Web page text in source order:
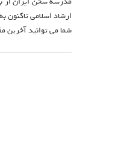
ارشاد اسلامی تاکنون به آموزش بیش از ۱۰۰۰
شما می توانید آخرین